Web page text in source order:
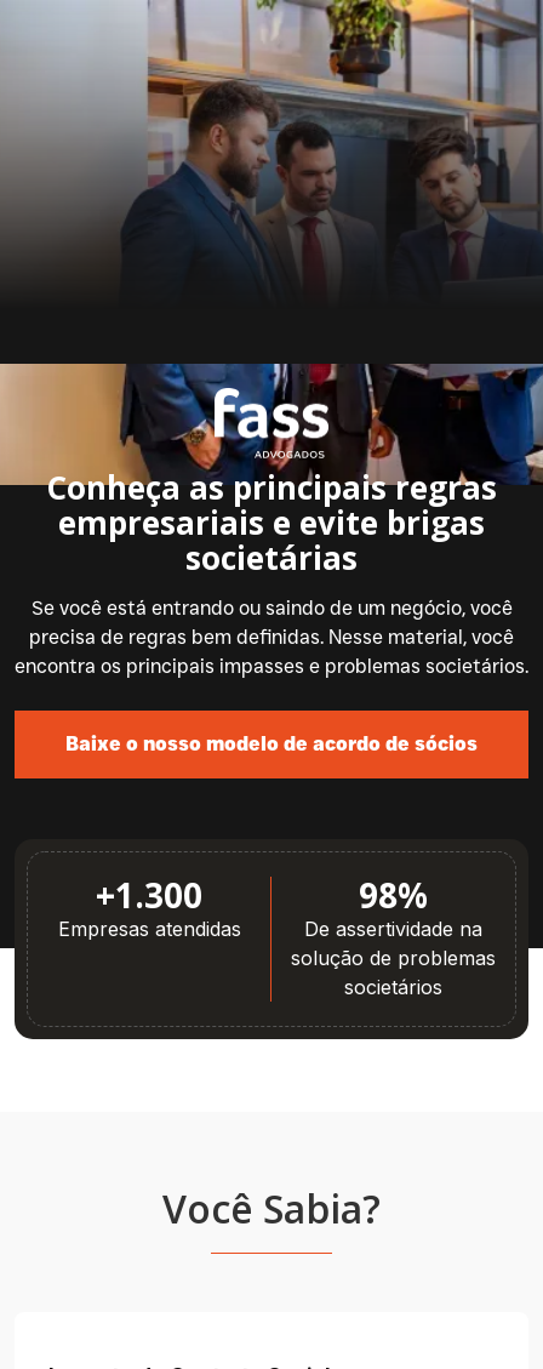
Conheça as principais regras
empresariais e evite brigas
societárias
Se você está entrando ou saindo de um negócio, você
precisa de regras bem definidas. Nesse material, você
encontra os principais impasses e problemas societários.
Baixe o nosso modelo de acordo de sócios
+1.300
Empresas atendidas
98%
De assertividade na
solução de problemas
societários
Você Sabia?